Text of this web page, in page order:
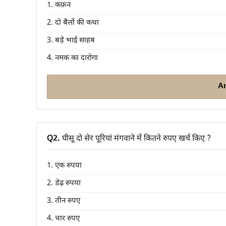
1. कफ़न
2. दो बैलों की कथा
3. बड़े भाई साहब
4. नमक का दारोगा
Q2. घीसू दो सेर पूरियां मंगवाने में कितने रुपए खर्च किए ?
1. एक रुपया
2. डेढ़ रुपया
3. तीन रुपए
4. चार रुपए